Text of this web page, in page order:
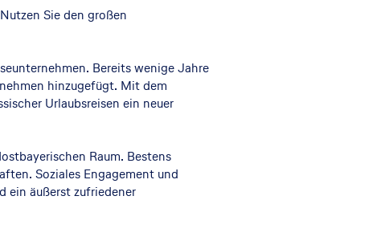
Sie den großen
Bereits wenige Jahre
hinzugefügt. Mit dem
Urlaubsreisen ein neuer
Raum. Bestens
Soziales Engagement und
ein äußerst zufriedener